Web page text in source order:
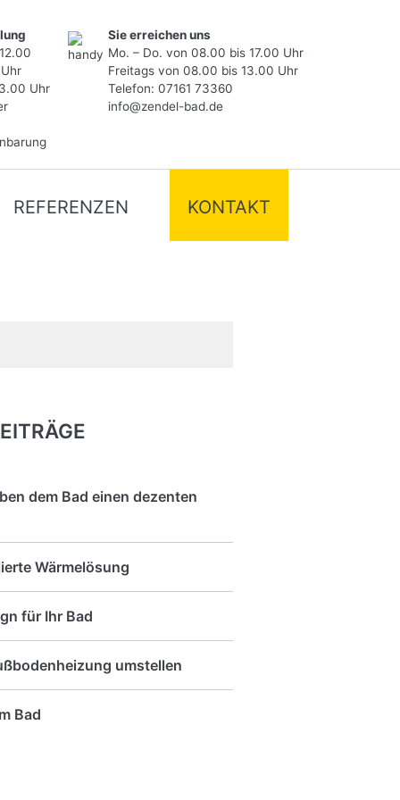
Uhr
Sie erreichen uns
Mo. – Do. von 08.00 bis 17.00 Uhr
Freitags von 08.00 bis 13.00 Uhr
Telefon:07161 73360
info@zendel-bad.de
REFERENZEN KONTAKT
dem Bad einen dezenten
Wärmelösung
für Ihr Bad
umstellen
Bad